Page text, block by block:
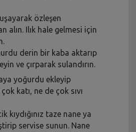
özleşen
alın. Ilık hale gelmesi için
derin bir kaba aktarıp
ve çırparak sulandırın.
yoğurdu ekleyip
katı, ne de çok sıvı
kıydığınız taze nane ya
servise sunun. Nane